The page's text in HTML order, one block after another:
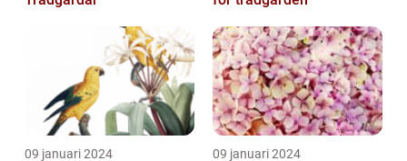
09 januari 2024 09 januari 2024